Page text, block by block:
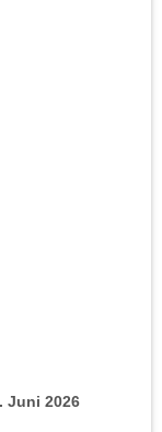
Juni 2026